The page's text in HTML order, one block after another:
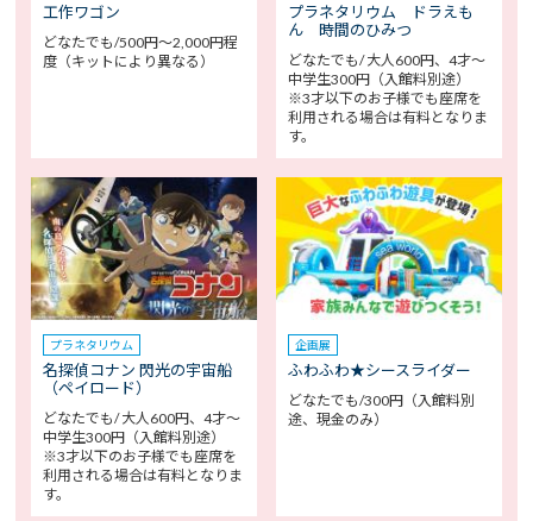
工作ワゴン
どなたでも/500円～2,000円程
度（キットにより異なる）
プラネタリウム ドラえも
ん 時間のひみつ
どなたでも/ 大人600円、4才～
中学生300円（入館料別途）
※3才以下のお子様でも座席を
利用される場合は有料となりま
す。
プラネタリウム
名探偵コナン 閃光の宇宙船
（ペイロード）
どなたでも/ 大人600円、4才～
中学生300円（入館料別途）
※3才以下のお子様でも座席を
利用される場合は有料となりま
す。
企画展
ふわふわ★シースライダー
どなたでも/300円（入館料別
途、現金のみ）